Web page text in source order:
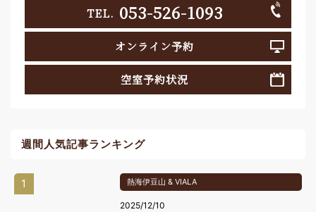
TEL. 053-526-1093
オンライン予約
空室予約状況
週間人気記事ランキング
1 熱海伊豆山 & VIALA
2025/12/10